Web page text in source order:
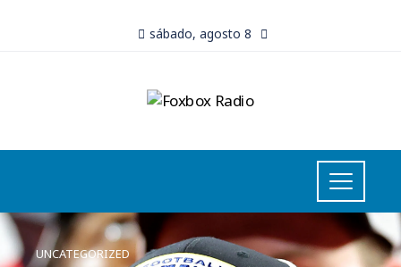
sábado, agosto 8
UNCATEGORIZED